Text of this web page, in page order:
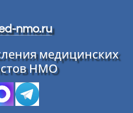
nmo.ru
медицинских
НМО